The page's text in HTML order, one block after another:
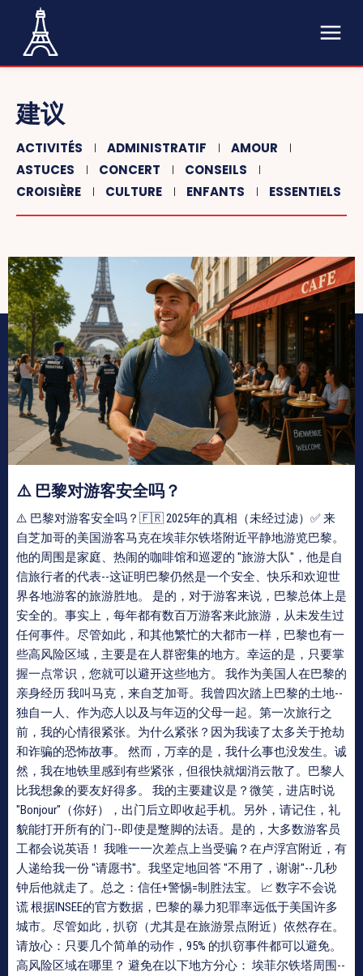
建议
ACTIVITÉS ADMINISTRATIF
AMOUR
ASTUCES
CONCERT
CONSEILS
CROISIÈRE
CULTURE ENFANTS ESSENTIELS
⚠️ 巴黎对游客安全吗？
⚠️ 巴黎对游客安全吗？🇫🇷 2025年的真相（未经过滤）✅ 来
自芝加哥的美国游客马克在埃菲尔铁塔附近平静地游览巴黎。
他的周围是家庭、热闹的咖啡馆和巡逻的 "旅游大队"，他是自
信旅行者的代表--这证明巴黎仍然是一个安全、快乐和欢迎世
界各地游客的旅游胜地。 是的，对于游客来说，巴黎总体上是
安全的。事实上，每年都有数百万游客来此旅游，从未发生过
任何事件。尽管如此，和其他繁忙的大都市一样，巴黎也有一
些高风险区域，主要是在人群密集的地方。幸运的是，只要掌
握一点常识，您就可以避开这些地方。 我作为美国人在巴黎的
亲身经历 我叫马克，来自芝加哥。我曾四次踏上巴黎的土地--
独自一人、作为恋人以及与年迈的父母一起。第一次旅行之
前，我的心情很紧张。为什么紧张？因为我读了太多关于抢劫
和诈骗的恐怖故事。 然而，万幸的是，我什么事也没发生。诚
然，我在地铁里感到有些紧张，但很快就烟消云散了。巴黎人
比我想象的要友好得多。 我的主要建议是？微笑，进店时说
"Bonjour"（你好），出门后立即收起手机。另外，请记住，礼
貌能打开所有的门--即使是蹩脚的法语。是的，大多数游客员
工都会说英语！ 我唯一一次差点上当受骗？在卢浮宫附近，有
人递给我一份 "请愿书"。我坚定地回答 "不用了，谢谢"--几秒
钟后他就走了。总之：信任+警惕=制胜法宝。 📈 数字不会说
谎 根据INSEE的官方数据，巴黎的暴力犯罪率远低于美国许多
城市。尽管如此，扒窃（尤其是在旅游景点附近）依然存在。
请放心：只要几个简单的动作，95% 的扒窃事件都可以避免。
高风险区域在哪里？ 避免在以下地方分心： 埃菲尔铁塔周围--